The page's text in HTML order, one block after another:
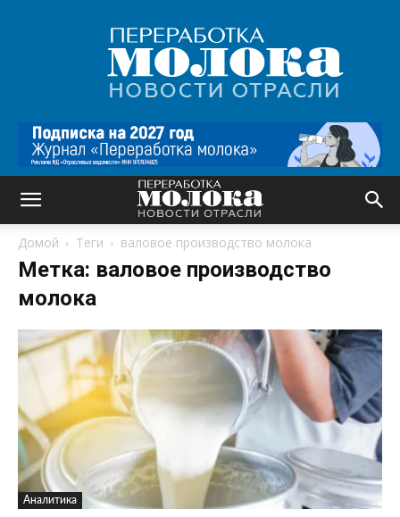
Переработка
молока
|
Новости
Домой Теги валовое производство молока
Метка: валовое производство
молока
Аналитика